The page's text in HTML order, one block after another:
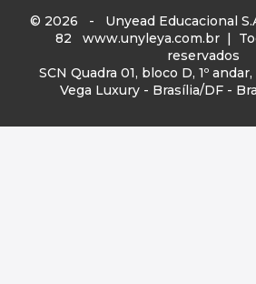
© 2026 - Unyead Educacional
82 www.unyleya.com.br |
reservados
SCN Quadra 01, bloco D, 1º
Vega Luxury - Brasília/DF -